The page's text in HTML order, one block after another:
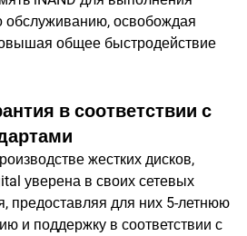
обслуживанию, освобождая
общее быстродействие
в соответствии с
жестких дисков,
уверена в своих сетевых
предоставляя для них 5-летнюю
и поддержку в соответствии с